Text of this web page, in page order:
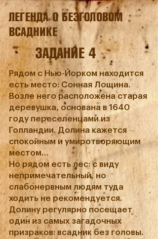
ЛЕГЕНДА О БЕЗГОЛОВОМ
ВСАДНИКЕ
ЗАДАНИЕ 4
Рядом с Нью-Йорком находится
есть место: Сонная Лощина.
Возле него расположена старая
деревушка, основана в 1640
году переселенцами из
Голландии. Долина кажется
спокойным и умиротворяющим
местом…
Но рядом есть лес: с виду
непримечательный, но
слабонервным людям туда
ходить не рекомендуется.
Долину регулярно посещает
один из самых загадочных
призраков: всадник без головы.